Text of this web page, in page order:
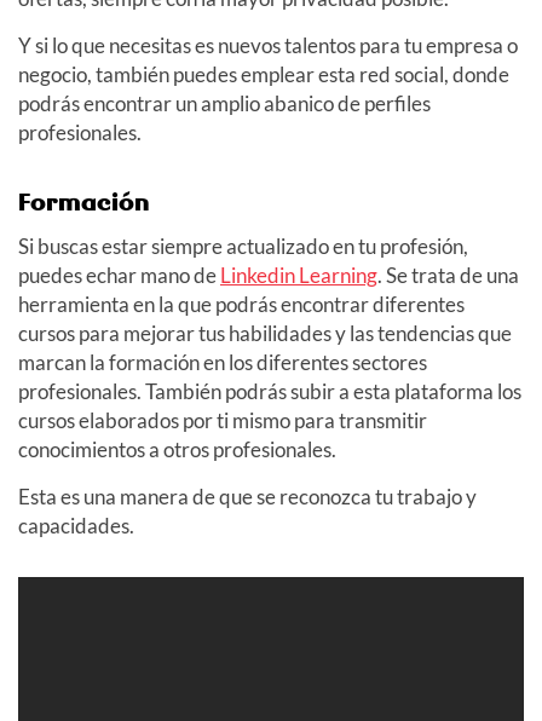
Y si lo que necesitas es nuevos talentos para tu empresa o
negocio, también puedes emplear esta red social, donde
podrás encontrar un amplio abanico de perfiles
profesionales.
Formación
Si buscas estar siempre actualizado en tu profesión,
puedes echar mano deLinkedin Learning. Se trata de una
herramienta en la que podrás encontrar diferentes
cursos para mejorar tus habilidades y las tendencias que
marcan la formación en los diferentes sectores
profesionales. También podrás subir a esta plataforma los
cursos elaborados por ti mismo para transmitir
conocimientos a otros profesionales.
Esta es una manera de que se reconozca tu trabajo y
capacidades.